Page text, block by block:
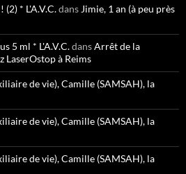
* L'A.V.C.dans Jimie, 1 an (à peu près
5 ml * L'A.V.C.dansArrêt de la
LaserOstop à Reims
de vie), Camille (SAMSAH), la
de vie), Camille (SAMSAH), la
de vie), Camille (SAMSAH), la